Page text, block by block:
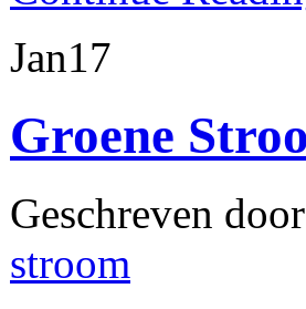
Jan17
Groene
Geschreven
stroom